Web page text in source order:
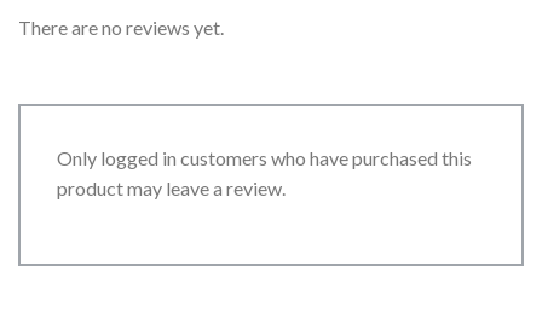
There are no reviews yet.
Only logged in customers who have purchased this
product may leave a review.